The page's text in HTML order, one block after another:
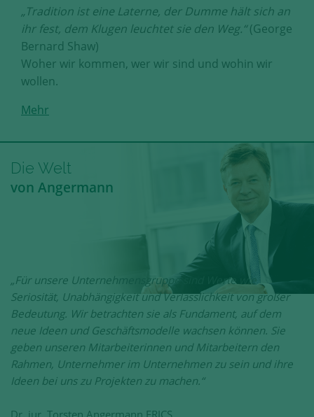
„Tradition ist eine Laterne, der Dumme hält sich an
ihr fest, dem Klugen leuchtet sie den Weg.“(George
Bernard Shaw)
Woher wir kommen, wer wir sind und wohin wir
wollen.
Mehr
Die Welt
von Angermann
„Für unsere Unternehmensgruppe sind Werte wie
Seriosität, Unabhängigkeit und Verlässlichkeit von großer
Bedeutung. Wir betrachten sie als Fundament, auf dem
neue Ideen und Geschäftsmodelle wachsen können. Sie
geben unseren Mitarbeiterinnen und Mitarbeitern den
Rahmen, Unternehmer im Unternehmen zu sein und ihre
Ideen bei uns zu Projekten zu machen.“
Dr. jur. Torsten Angermann FRICS